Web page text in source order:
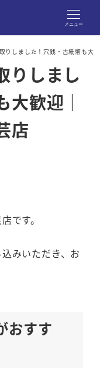
メニュー
りしました！穴銭・古紙幣も大
りしまし
大歓迎｜
店
です。
みいただき、お
おすす